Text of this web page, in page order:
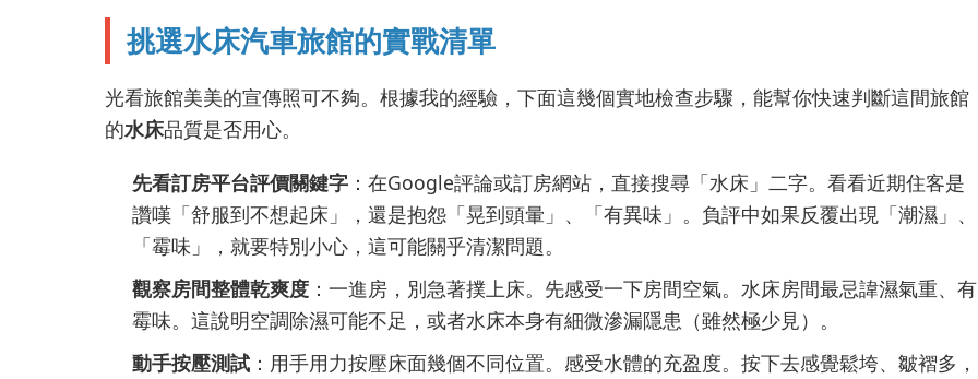
挑選水床汽車旅館的實戰清單
光看旅館美美的宣傳照可不夠。根據我的經驗，下面這幾個實地檢查步驟，能幫你快速判斷這間旅館
的水床品質是否用心。
先看訂房平台評價關鍵字 ：在Google評論或訂房網站，直接搜尋「水床」二字。看看近期住客是
讚嘆「舒服到不想起床」，還是抱怨「晃到頭暈」、「有異味」。負評中如果反覆出現「潮濕」、
「霉味」，就要特別小心，這可能關乎清潔問題。
觀察房間整體乾爽度 ：一進房，別急著撲上床。先感受一下房間空氣。水床房間最忌諱濕氣重、有
霉味。這說明空調除濕可能不足，或者水床本身有細微滲漏隱患（雖然極少見）。
動手按壓測試 ：用手用力按壓床面幾個不同位置。感受水體的充盈度。按下去感覺鬆垮、皺褶多，